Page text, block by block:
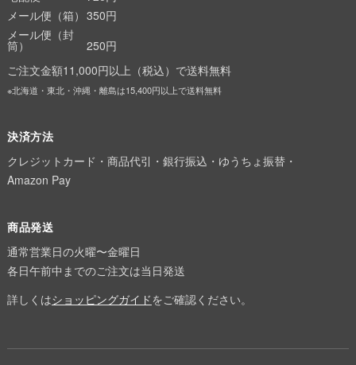
メール便（箱） 350円
メール便（封
筒）
250円
ご注文金額11,000円以上（税込）で送料無料
※北海道・東北・沖縄・離島は15,400円以上で送料無料
決済方法
クレジットカード・商品代引・銀行振込・ゆうちょ振替・
Amazon Pay
商品発送
通常営業日の火曜〜金曜日
各日午前中までのご注文は当日発送
詳しくはショッピングガイドをご確認ください。